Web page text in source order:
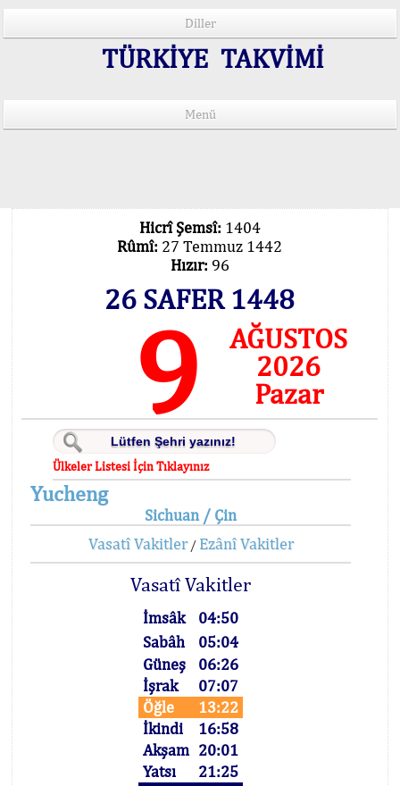
Diller
TÜRKİYE TAKVİMİ
Menü
Hicrî Şemsî: 1404
Rûmî: 27 Temmuz 1442
Hızır: 96
26 SAFER 1448
9
AĞUSTOS
2026
Pazar
Ülkeler Listesi İçin Tıklayınız
Yucheng
Sichuan / Çin
Vasatî Vakitler/ Ezânî Vakitler
Vasatî Vakitler
İmsâk
04:50
Sabâh
05:04
Güneş
06:26
İşrak
07:07
Öğle
13:22
İkindi
16:58
Akşam 20:01
Yatsı
21:25